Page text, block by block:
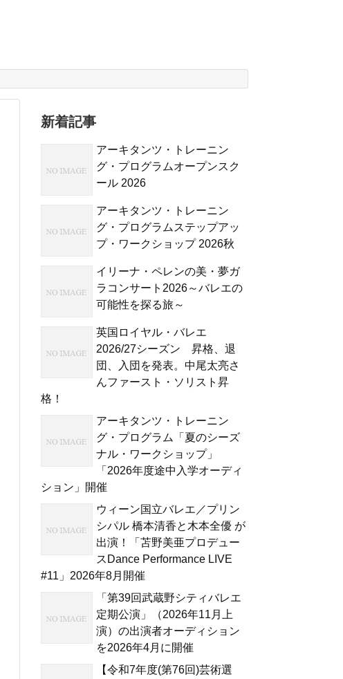
新着記事
アーキタンツ・トレーニン
グ・プログラムオープンスク
ール 2026
アーキタンツ・トレーニン
グ・プログラムステップアッ
プ・ワークショップ 2026秋
イリーナ・ペレンの美・夢ガ
ラコンサート2026～バレエの
可能性を探る旅～
英国ロイヤル・バレエ
2026/27シーズン 昇格、退
団、入団を発表。中尾太亮さ
んファースト・ソリスト昇
格！
アーキタンツ・トレーニン
グ・プログラム「夏のシーズ
ナル・ワークショップ」
「2026年度途中入学オーディ
ション」開催
ウィーン国立バレエ／プリン
シパル 橋本清香と木本全優 が
出演！「苫野美亜プロデュー
スDance Performance LIVE
#11」2026年8月開催
「第39回武蔵野シティバレエ
定期公演」（2026年11月上
演）の出演者オーディション
を2026年4月に開催
【令和7年度(第76回)芸術選